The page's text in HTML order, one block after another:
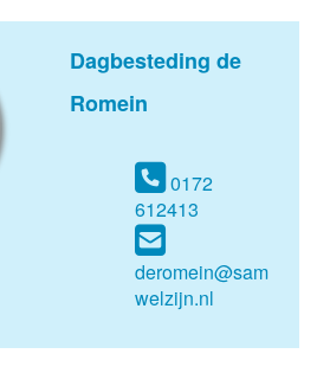
Dagbesteding de
Romein
0172
612413
deromein@sam
welzijn.nl